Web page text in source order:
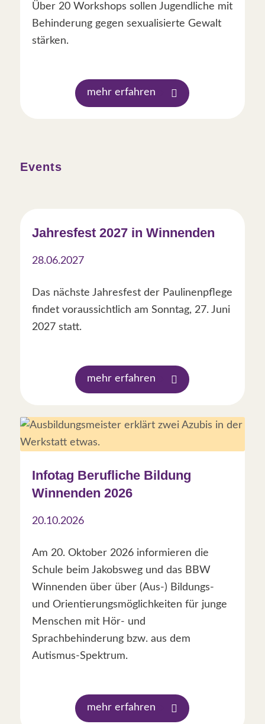
Über 20 Workshops sollen Jugendliche mit
Behinderung gegen sexualisierte Gewalt
stärken.
mehr erfahren
Events
Jahresfest 2027 in Winnenden
28.06.2027
Das nächste Jahresfest der Paulinenpflege
findet voraussichtlich am Sonntag, 27. Juni
2027 statt.
mehr erfahren
Infotag Berufliche Bildung
Winnenden 2026
20.10.2026
Am 20. Oktober 2026 informieren die
Schule beim Jakobsweg und das BBW
Winnenden über über (Aus-) Bildungs-
und Orientierungsmöglichkeiten für junge
Menschen mit Hör- und
Sprachbehinderung bzw. aus dem
Autismus-Spektrum.
mehr erfahren